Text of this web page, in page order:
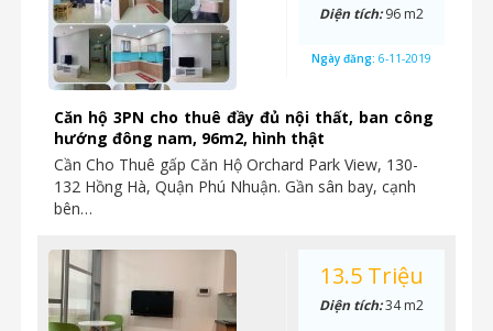
Căn hộ 3PN cho thuê đầy đủ nội thất, ban công
hướng đông nam, 96m2, hình thật
Cần Cho Thuê gấp Căn Hộ Orchard Park View, 130-
132 Hồng Hà, Quận Phú Nhuận. Gần sân bay, cạnh
bên…
Diện tích:96 m2
Ngày đăng: 6-11-2019
13.5 Triệu
Diện tích:34 m2